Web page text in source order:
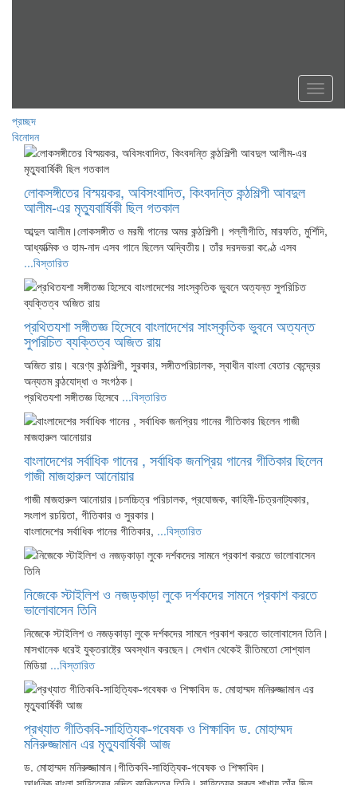
Toggle
প্রচ্ছদ
বিনোদন
লোকসঙ্গীতের বিস্ময়কর, অবিসংবাদিত, কিংবদন্তি কন্ঠশিল্পী আবদুল
আলীম-এর মৃত্যুবার্ষিকী ছিল গতকাল
আব্দুল আলীম।লোকসঙ্গীত ও মরমী গানের অমর কন্ঠশিল্পী। পল্লীগীতি, মারফতি, মুর্শিদি,
আধ্যাত্মিক ও হাম-নাদ এসব গানে ছিলেন অদ্বিতীয়। তাঁর দরদভরা কণ্ঠে এসব
...বিস্তারিত
প্রথিতযশা সঙ্গীতজ্ঞ হিসেবে বাংলাদেশের সাংস্কৃতিক ভুবনে অত্যন্ত
সুপরিচিত ব্যক্তিত্ব অজিত রায়
অজিত রায়। বরেণ্য কন্ঠশিল্পী, সুরকার, সঙ্গীতপরিচালক, স্বাধীন বাংলা বেতার কেন্দ্রের
অন্যতম কন্ঠযোদ্ধা ও সংগঠক।
প্রথিতযশা সঙ্গীতজ্ঞ হিসেবে ...বিস্তারিত
বাংলাদেশের সর্বাধিক গানের , সর্বাধিক জনপ্রিয় গানের গীতিকার ছিলেন
গাজী মাজহারুল আনোয়ার
গাজী মাজহারুল আনোয়ার।চলচ্চিত্র পরিচালক, প্রযোজক, কাহিনী-চিত্রনাট্যকার,
সংলাপ রচয়িতা, গীতিকার ও সুরকার।
বাংলাদেশের সর্বাধিক গানের গীতিকার, ...বিস্তারিত
নিজেকে স্টাইলিশ ও নজড়কাড়া লুকে দর্শকদের সামনে প্রকাশ করতে
ভালোবাসেন তিনি
নিজেকে স্টাইলিশ ও নজড়কাড়া লুকে দর্শকদের সামনে প্রকাশ করতে ভালোবাসেন তিনি।
মাসখানেক ধরেই যুক্তরাষ্ট্রে অবস্থান করছেন। সেখান থেকেই রীতিমতো সোশ্যাল
মিডিয়া ...বিস্তারিত
প্রখ্যাত গীতিকবি-সাহিত্যিক-গবেষক ও শিক্ষাবিদ ড. মোহাম্মদ
মনিরুজ্জামান এর মৃত্যুবার্ষিকী আজ
ড. মোহাম্মদ মনিরুজ্জামান।গীতিকবি-সাহিত্যিক-গবেষক ও শিক্ষাবিদ।